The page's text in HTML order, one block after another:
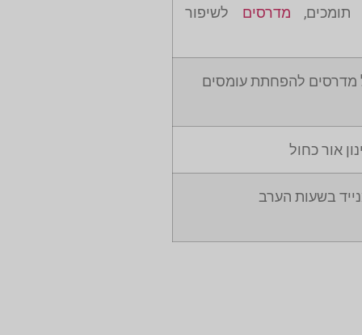
תומכים, מדרסים לשיפור
להפחתת עומסים
אור כחול
בשעות הערב